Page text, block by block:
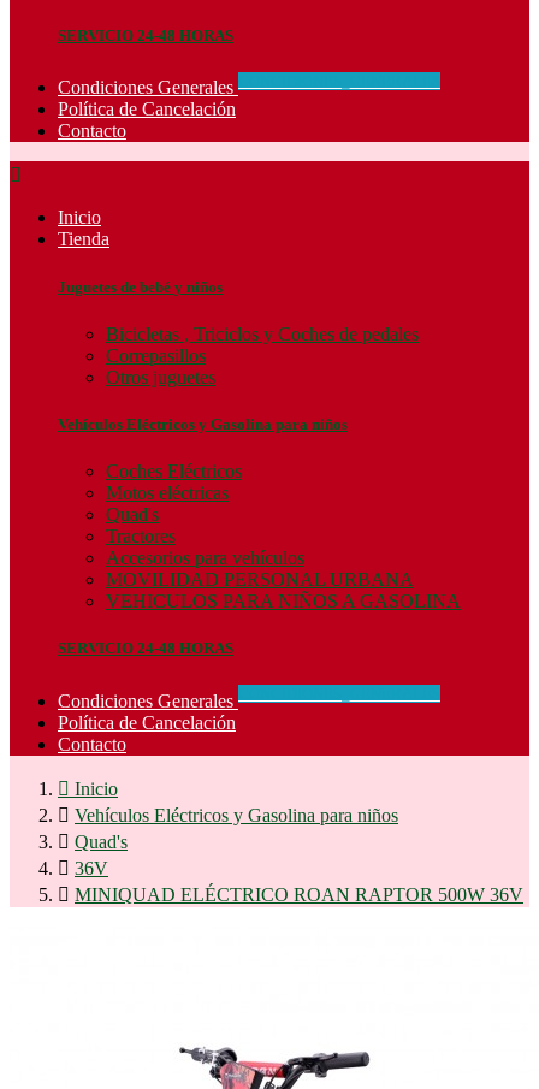
SERVICIO 24-48 HORAS
Condiciones Generales
Política de Cancelación
Contacto

Inicio
Tienda
Juguetes de bebé y niños
Bicicletas , Triciclos y Coches de pedales
Correpasillos
Otros juguetes
Vehículos Eléctricos y Gasolina para niños
Coches Eléctricos
Motos eléctricas
Quad's
Tractores
Accesorios para vehículos
MOVILIDAD PERSONAL URBANA
VEHICULOS PARA NIÑOS A GASOLINA
SERVICIO 24-48 HORAS
Condiciones Generales
Política de Cancelación
Contacto
 Inicio
 Vehículos Eléctricos y Gasolina para niños
 Quad's
 36V
 MINIQUAD ELÉCTRICO ROAN RAPTOR 500W 36V